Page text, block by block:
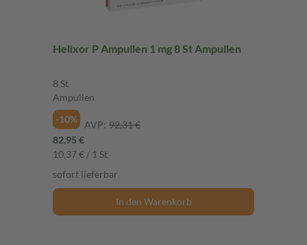
Helixor P Ampullen 1 mg 8 St Ampullen
8 St
Ampullen
-10%
AVP: 92,31 €
82,95 €
10,37 € / 1 St
sofort lieferbar
In den Warenkorb